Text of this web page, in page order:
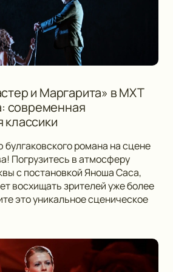
и Маргарита» в МХТ
современная
классики
романа на сцене
Погрузитесь в атмосферу
с постановкой Яноша Саса,
восхищать зрителей уже более
это уникальное сценическое